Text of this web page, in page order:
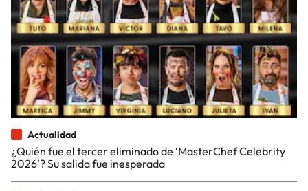
Actualidad
¿Quién fue el tercer eliminado de ‘MasterChef Celebrity
2026’? Su salida fue inesperada